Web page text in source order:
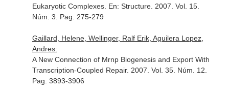
Eukaryotic Complexes. En: Structure. 2007. Vol. 15.
Núm. 3. Pag. 275-279
Gaillard, Helene, Wellinger, Ralf Erik, Aguilera Lopez,
Andres:
A New Connection of Mrnp Biogenesis and Export With
Transcription-Coupled Repair. 2007. Vol. 35. Núm. 12.
Pag. 3893-3906